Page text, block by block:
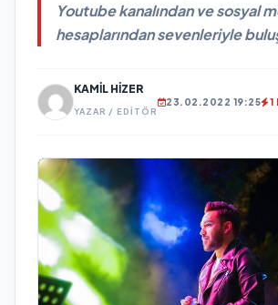
Youtube kanalından ve sosyal
hesaplarından sevenleriyle
KAMIL HIZER
YAZAR / EDITÖR
23.02.2022 19:25 1